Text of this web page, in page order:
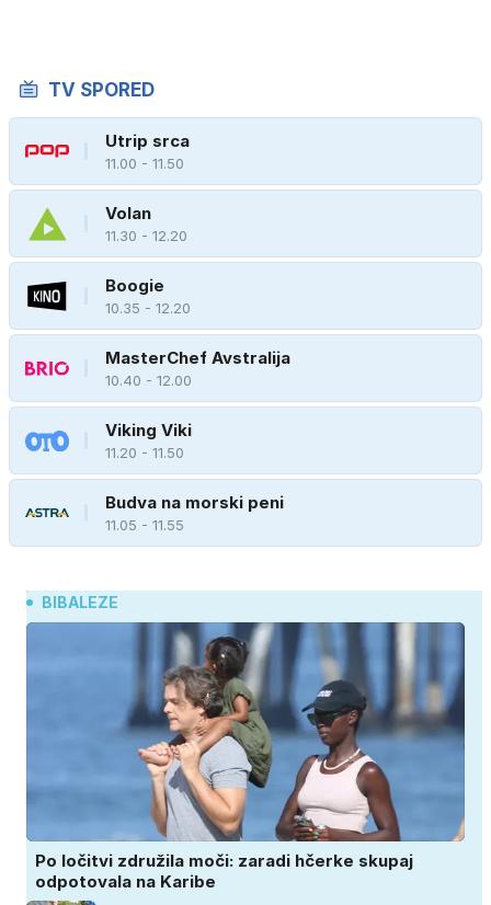
TV SPORED
Utrip srca
11.00 - 11.50
Volan
11.30 - 12.20
Boogie
10.35 - 12.20
MasterChef Avstralija
10.40 - 12.00
Viking Viki
11.20 - 11.50
Budva na morski peni
11.05 - 11.55
BIBALEZE
Po ločitvi združila moči: zaradi hčerke skupaj
odpotovala na Karibe